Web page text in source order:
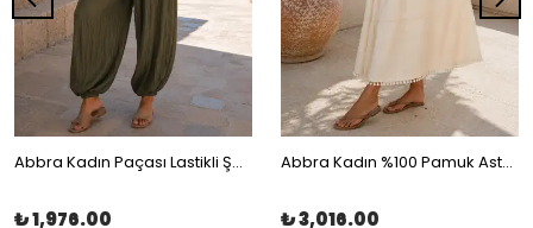
Abbra Kadın Paçası Lastikli Şalvar Pantalon
₺ 1,976.00
Abbra Kadın %100 Pamuk Astarlı Beli Bağcıklı Lastikli Taneli Etek
₺ 3,016.00